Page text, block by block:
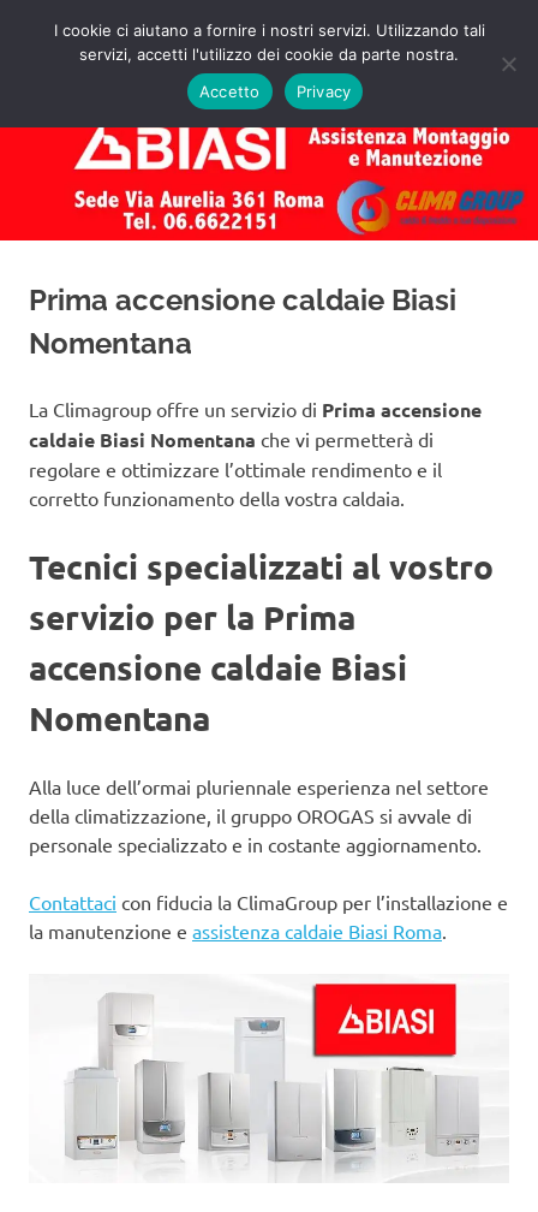
Assistenza
Caldaie
Biasi
Roma
Preventivo!
MENU
Prima accensione caldaie Biasi
Nomentana
La Climagroup offre un servizio di Prima accensione
caldaie Biasi Nomentana che vi permetterà di
regolare e ottimizzare l’ottimale rendimento e il
corretto funzionamento della vostra caldaia.
Tecnici specializzati al vostro
servizio per la Prima
accensione caldaie Biasi
Nomentana
Alla luce dell’ormai pluriennale esperienza nel settore
della climatizzazione, il gruppo OROGAS si avvale di
personale specializzato e in costante aggiornamento.
Contattaci con fiducia la ClimaGroup per l’installazione e
la manutenzione e assistenza caldaie Biasi Roma.
I cookie ci aiutano a fornire i nostri servizi. Utilizzando tali
servizi, accetti l'utilizzo dei cookie da parte nostra.
Accetto
Privacy